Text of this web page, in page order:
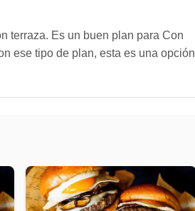
terraza. Es un buen plan para Con
ese tipo de plan, esta es una opción